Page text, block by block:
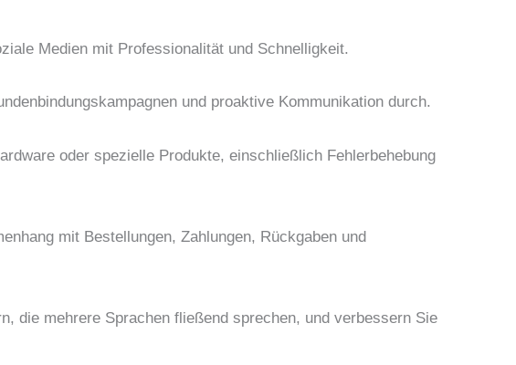
Medien mit Professionalität und Schnelligkeit.
und proaktive Kommunikation durch.
oder spezielle Produkte, einschließlich Fehlerbehebung
mit Bestellungen, Zahlungen, Rückgaben und
die mehrere Sprachen fließend sprechen, und verbessern Sie